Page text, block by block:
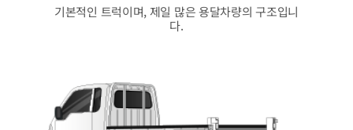
기본적인 트럭이며, 제일 많은 용달차량의 구조입니
다.